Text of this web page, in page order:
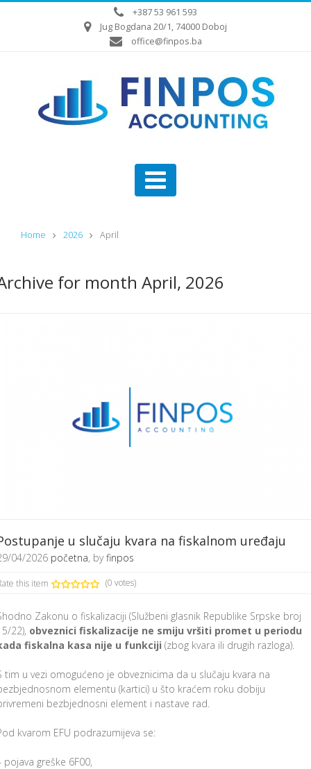
+387 53 961 593
Jug Bogdana 20/1, 74000 Doboj
office@finpos.ba
Home 2026 April
for month April, 2026
u slučaju kvara na fiskalnom uređaju
04/2026 početna, byfinpos
this item (0 votes)
Zakonu o fiskalizaciji (Službeni glasnik Republike Srpske broj
22), obveznici fiskalizacije ne smiju vršiti promet u periodu
fiskalna kasa nije u funkciji (zbog kvara ili drugih razloga).
tim u vezi omogućeno je obveznicima da u slučaju kvara na
elementu (kartici) u što kraćem roku dobiju
bezbjednosni element i nastave rad.
kvarom EFU podrazumijeva se:
pojava greške 6F00,